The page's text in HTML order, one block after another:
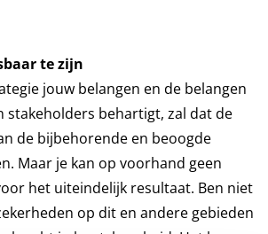
te zijn
jouw belangen en de belangen
stakeholders behartigt, zal dat de
de bijbehorende en beoogde
Maar je kan op voorhand geen
het uiteindelijk resultaat. Ben niet
op dit en andere gebieden